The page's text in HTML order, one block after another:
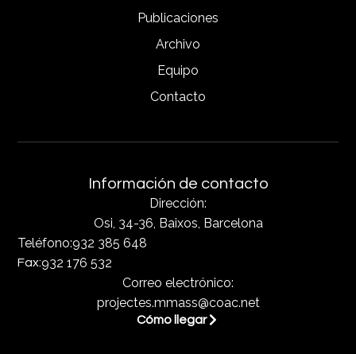
Publicaciones
Archivo
Equipo
Contacto
Información de contacto
Dirección:
Osi, 34-36, Baixos, Barcelona
Teléfono:932 385 648
Fax:932 176 532
Correo electrónico:
projectes.mmass@coac.net
Cómo llegar